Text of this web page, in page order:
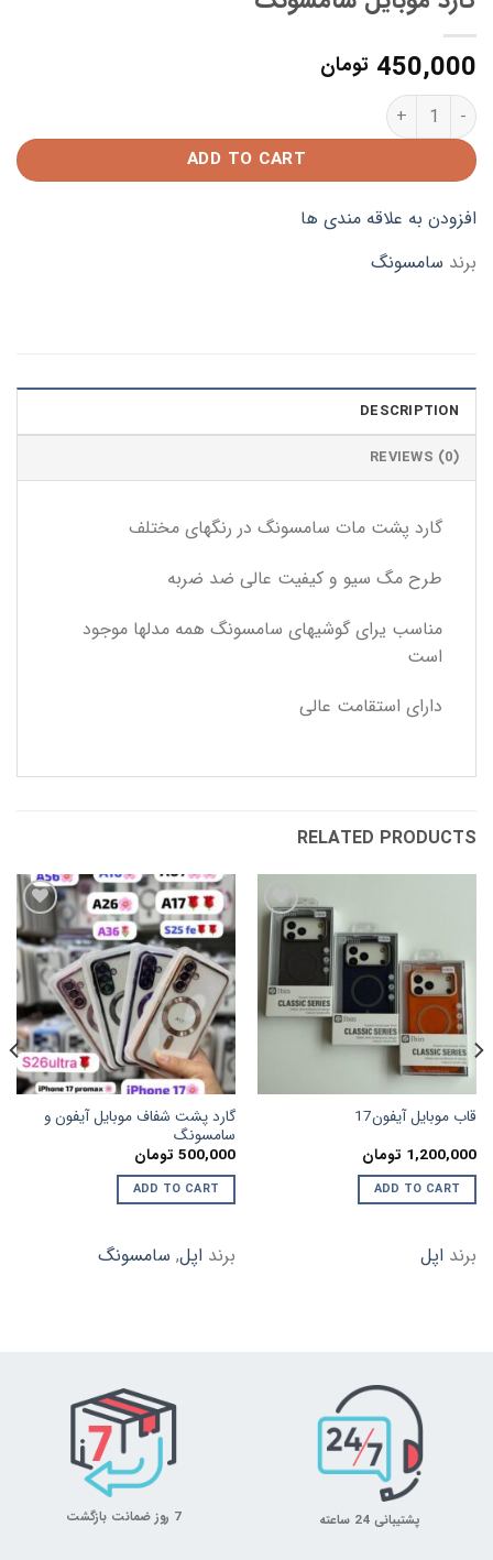
450,000 تومان
گارد موبایل سامسونگ quantity
ADD TO CART
افزودن به علاقه مندی ها
برند سامسونگ
DESCRIPTION
REVIEWS (0)
گارد پشت مات سامسونگ در رنگهای مختلف
طرح مگ سیو و کیفیت عالی ضد ضربه
مناسب یرای گوشیهای سامسونگ همه مدلها موجود
است
دارای استقامت عالی
RELATED PRODUCTS
افزودن
به
علاقه
مندی
ها
قاب موبایل آیفون17
1,200,000 تومان
ADD TO CART
برند اپل
افزودن
به
علاقه
مندی
ها
گارد پشت شفاف موبایل آیفون و
سامسونگ
500,000 تومان
ADD TO CART
برند اپل, سامسونگ
پشتیبانی 24 ساعته 7 روز ضمانت بازگشت